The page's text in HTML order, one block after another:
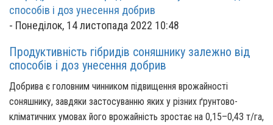
- Понеділок, 14 листопада 2022 10:48
Продуктивність гібридів соняшнику залежно від
способів і доз унесення добрив
Добрива є головним чинником підвищення врожайності
соняшнику, завдяки застосуванню яких у різних ґрунтово-
кліматичних умовах його врожайність зростає на 0,15–0,43 т/га,